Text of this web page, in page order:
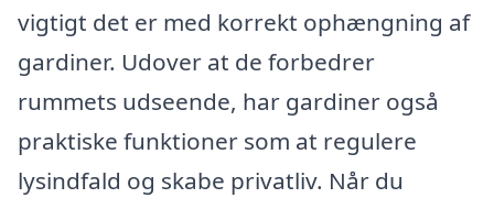
vigtigt det er med korrekt ophængning af
gardiner. Udover at de forbedrer
rummets udseende, har gardiner også
praktiske funktioner som at regulere
lysindfald og skabe privatliv. Når du